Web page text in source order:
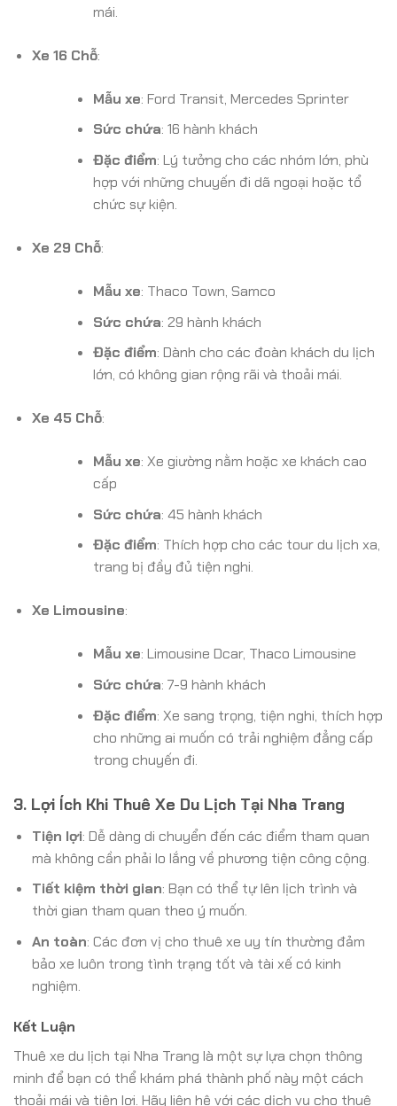
mái.
Xe 16 Chỗ:
Mẫu xe: Ford Transit, Mercedes Sprinter
Sức chứa: 16 hành khách
Đặc điểm: Lý tưởng cho các nhóm lớn, phù
hợp với những chuyến đi dã ngoại hoặc tổ
chức sự kiện.
Xe 29 Chỗ:
Mẫu xe: Thaco Town, Samco
Sức chứa: 29 hành khách
Đặc điểm: Dành cho các đoàn khách du lịch
lớn, có không gian rộng rãi và thoải mái.
Xe 45 Chỗ:
Mẫu xe: Xe giường nằm hoặc xe khách cao
cấp
Sức chứa: 45 hành khách
Đặc điểm: Thích hợp cho các tour du lịch xa,
trang bị đầy đủ tiện nghi.
Xe Limousine:
Mẫu xe: Limousine Dcar, Thaco Limousine
Sức chứa: 7-9 hành khách
Đặc điểm: Xe sang trọng, tiện nghi, thích hợp
cho những ai muốn có trải nghiệm đẳng cấp
trong chuyến đi.
3. Lợi Ích Khi Thuê Xe Du Lịch Tại Nha Trang
Tiện lợi: Dễ dàng di chuyển đến các điểm tham quan
mà không cần phải lo lắng về phương tiện công cộng.
Tiết kiệm thời gian: Bạn có thể tự lên lịch trình và
thời gian tham quan theo ý muốn.
An toàn: Các đơn vị cho thuê xe uy tín thường đảm
bảo xe luôn trong tình trạng tốt và tài xế có kinh
nghiệm.
Kết Luận
Thuê xe du lịch tại Nha Trang là một sự lựa chọn thông
minh để bạn có thể khám phá thành phố này một cách
thoải mái và tiện lợi. Hãy liên hệ với các dịch vụ cho thuê